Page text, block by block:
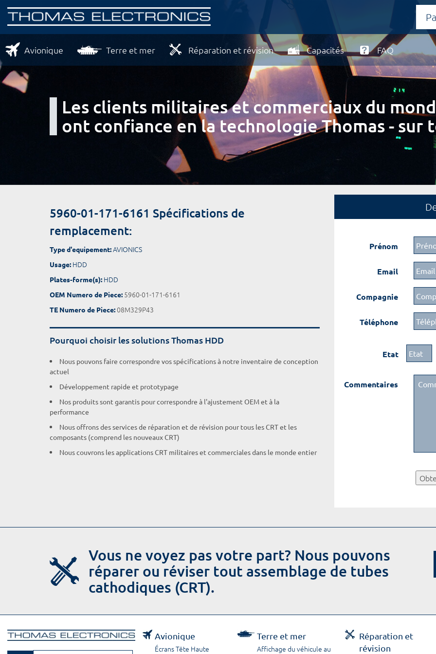
Avionique Terre et mer Réparation et révision Capacités FAQ
Les clients militaires et commerciaux du
ont confiance en la technologie Thomas - sur
5960-01-171-6161 Spécifications de
remplacement:
Type d'equipement:AVIONICS
Usage: HDD
Plates-forme(s): HDD
OEM Numero de Piece: 5960-01-171-6161
TE Numero de Piece:08M329P43
Pourquoi choisir les solutions Thomas HDD
Nous pouvons faire correspondre vos spécifications à notre inventaire de conception
actuel
Développement rapide et prototypage
Nos produits sont garantis pour correspondre à l'ajustement OEM et à la
performance
Nous offrons des services de réparation et de révision pour tous les CRT et les
composants (comprend les nouveaux CRT)
Nous couvrons les applications CRT militaires et commerciales dans le monde entier
Prénom
Email
Compagnie
Téléphone
Etat
Commentaires
Vous ne voyez pas votre part? Nous pouvons
réparer ou réviser tout assemblage de tubes
cathodiques (CRT).
Avionique
Écrans Tête Haute
Terre et mer
Affichage du véhicule au
Réparation et
révision